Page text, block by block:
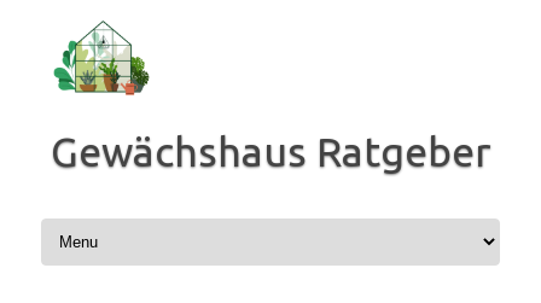
springen
Gewächshaus Ratgeber